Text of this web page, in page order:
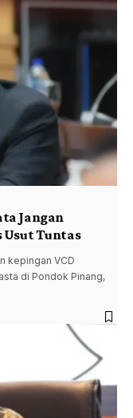
Jangan
Usut Tuntas
kepingan VCD
di Pondok Pinang,